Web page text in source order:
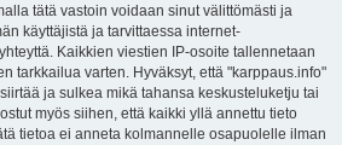
tätä vastoin voidaan sinut välittömästi ja
käyttäjistä ja tarvittaessa internet-
Kaikkien viestien IP-osoite tallennetaan
tarkkailua varten. Hyväksyt, että "karppaus.info"
ja sulkea mikä tahansa keskusteluketju tai
myös siihen, että kaikki yllä annettu tieto
tietoa ei anneta kolmannelle osapuolelle ilman